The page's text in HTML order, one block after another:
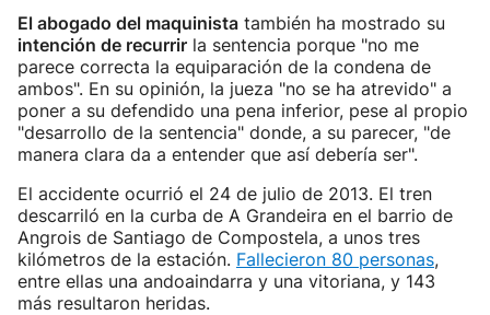
El abogado del maquinista también ha mostrado su
intención de recurrir la sentencia porque "no me
parece correcta la equiparación de la condena de
ambos". En su opinión, la jueza "no se ha atrevido" a
poner a su defendido una pena inferior, pese al propio
"desarrollo de la sentencia" donde, a su parecer, "de
manera clara da a entender que así debería ser".
El accidente ocurrió el 24 de julio de 2013. El tren
descarriló en la curba de A Grandeira en el barrio de
Angrois de Santiago de Compostela, a unos tres
kilómetros de la estación. Fallecieron 80 personas,
entre ellas una andoaindarra y una vitoriana, y 143
más resultaron heridas.